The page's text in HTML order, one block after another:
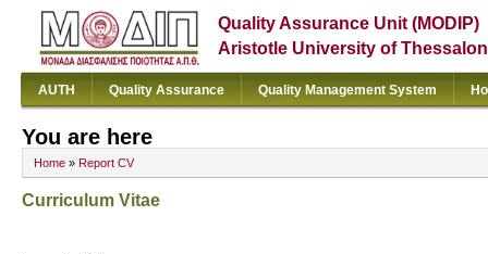
Quality Assurance Unit (MODIP)
Aristotle University of
AUTH Quality Assurance Quality Management System
You are here
Home » Report CV
Curriculum Vitae